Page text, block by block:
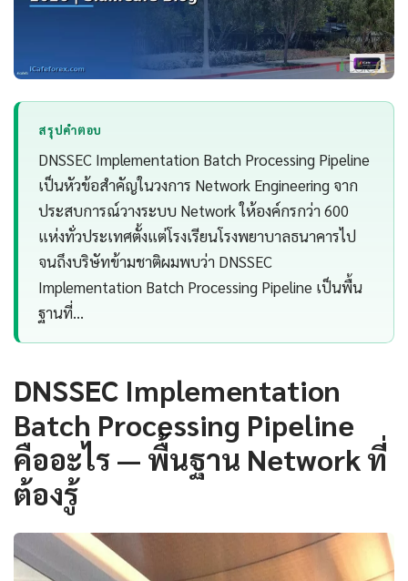
สรุปคำตอบ
DNSSEC Implementation Batch Processing Pipeline
เป็นหัวข้อสำคัญในวงการ Network Engineering จาก
ประสบการณ์วางระบบ Network ให้องค์กรกว่า 600
แห่งทั่วประเทศตั้งแต่โรงเรียนโรงพยาบาลธนาคารไป
จนถึงบริษัทข้ามชาติผมพบว่า DNSSEC
Implementation Batch Processing Pipeline เป็นพื้น
ฐานที่…
DNSSEC Implementation
Batch Processing Pipeline
คืออะไร — พื้นฐาน Network ที่
ต้องรู้